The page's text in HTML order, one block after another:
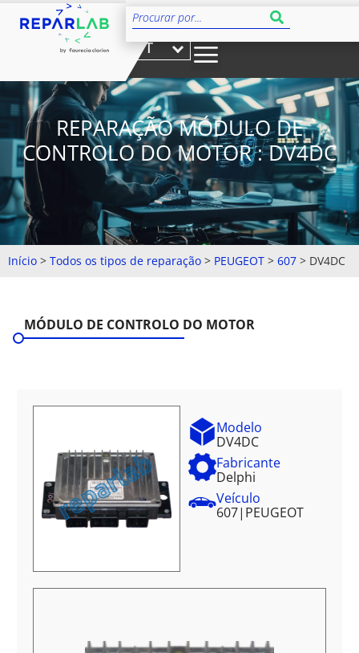
PT
REPARAÇÃO MÓDULO DE
CONTROLO DO MOTOR : DV4DC
Início > Todos os tipos de reparação > PEUGEOT > 607 > DV4DC
MÓDULO DE CONTROLO DO MOTOR
Modelo
DV4DC
Fabricante
Delphi
Veículo
607| PEUGEOT